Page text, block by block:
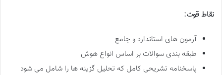
نقاط قوت:
آزمون های استاندارد و جامع
طبقه بندی سوالات بر اساس انواع هوش
پاسخنامه تشریحی کامل که تحلیل گزینه ها را شامل می شود